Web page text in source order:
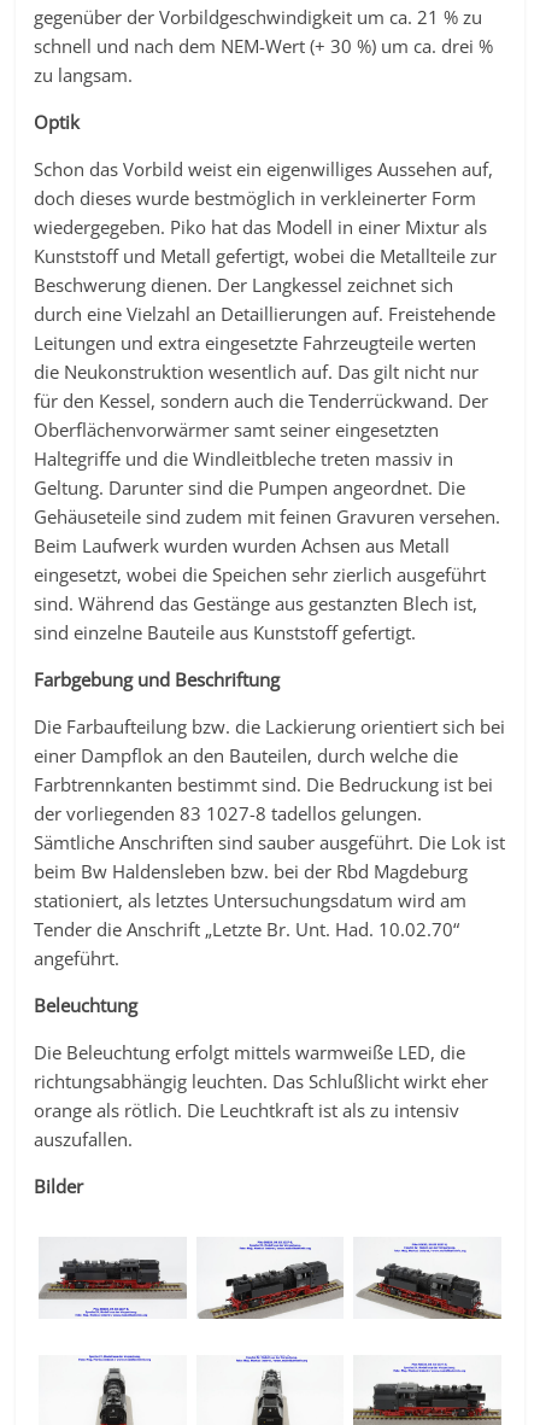
gegenüber der Vorbildgeschwindigkeit um ca. 21 % zu
schnell und nach dem NEM-Wert (+ 30 %) um ca. drei %
zu langsam.
Optik
Schon das Vorbild weist ein eigenwilliges Aussehen auf,
doch dieses wurde bestmöglich in verkleinerter Form
wiedergegeben. Piko hat das Modell in einer Mixtur als
Kunststoff und Metall gefertigt, wobei die Metallteile zur
Beschwerung dienen. Der Langkessel zeichnet sich
durch eine Vielzahl an Detaillierungen auf. Freistehende
Leitungen und extra eingesetzte Fahrzeugteile werten
die Neukonstruktion wesentlich auf. Das gilt nicht nur
für den Kessel, sondern auch die Tenderrückwand. Der
Oberflächenvorwärmer samt seiner eingesetzten
Haltegriffe und die Windleitbleche treten massiv in
Geltung. Darunter sind die Pumpen angeordnet. Die
Gehäuseteile sind zudem mit feinen Gravuren versehen.
Beim Laufwerk wurden wurden Achsen aus Metall
eingesetzt, wobei die Speichen sehr zierlich ausgeführt
sind. Während das Gestänge aus gestanzten Blech ist,
sind einzelne Bauteile aus Kunststoff gefertigt.
Farbgebung und Beschriftung
Die Farbaufteilung bzw. die Lackierung orientiert sich bei
einer Dampflok an den Bauteilen, durch welche die
Farbtrennkanten bestimmt sind. Die Bedruckung ist bei
der vorliegenden 83 1027-8 tadellos gelungen.
Sämtliche Anschriften sind sauber ausgeführt. Die Lok ist
beim Bw Haldensleben bzw. bei der Rbd Magdeburg
stationiert, als letztes Untersuchungsdatum wird am
Tender die Anschrift „Letzte Br. Unt. Had. 10.02.70“
angeführt.
Beleuchtung
Die Beleuchtung erfolgt mittels warmweiße LED, die
richtungsabhängig leuchten. Das Schlußlicht wirkt eher
orange als rötlich. Die Leuchtkraft ist als zu intensiv
auszufallen.
Bilder